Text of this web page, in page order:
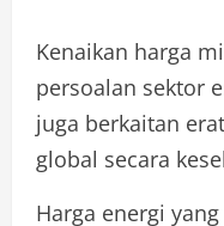
Kenaikan harga
persoalan sektor
juga berkaitan
global secara
Harga energi